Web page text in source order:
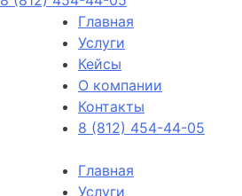
Главная
Услуги
Кейсы
О компании
Контакты
8 (812) 454-44-05
Главная
Услуги